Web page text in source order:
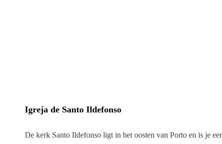
Igreja de Santo Ildefonso
De kerk Santo Ildefonso ligt in het oosten van Porto en is je